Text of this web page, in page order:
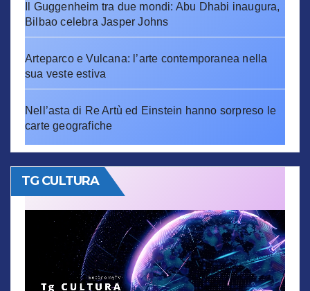
Il Guggenheim tra due mondi: Abu Dhabi inaugura,
Bilbao celebra Jasper Johns
Arteparco e Vulcana: l’arte contemporanea nella
sua veste estiva
Nell’asta di Re Artù ed Einstein hanno sorpreso le
carte geografiche
TG CULTURA